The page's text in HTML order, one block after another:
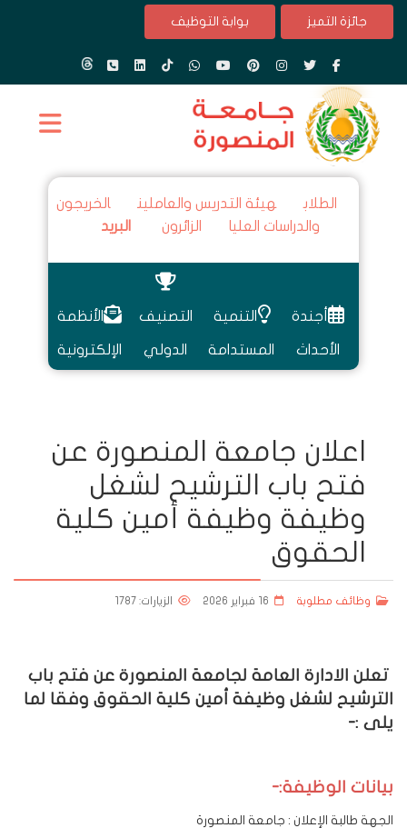
جائزة التميز بوابة التوظيف
الطلاب هيئة التدريس والعاملين
الخريجون
والدراسات العليا
الزائرون البريد
أجندة
الأحداث
التنمية
المستدامة
التصنيف
الدولي
الأنظمة
الإلكترونية
اعلان جامعة المنصورة عن
فتح باب الترشيح لشغل
وظيفة وظيفة أمين كلية
الحقوق
وظائف مطلوبة 16 فبراير 2026 الزيارات: 1787
تعلن الادارة العامة لجامعة المنصورة عن فتح باب
الترشيح لشغل وظيفة أمين كلية الحقوق وفقا لما
يلى :-
بيانات الوظيفة:-
الجهة طالبة الإعلان : جامعة المنصورة